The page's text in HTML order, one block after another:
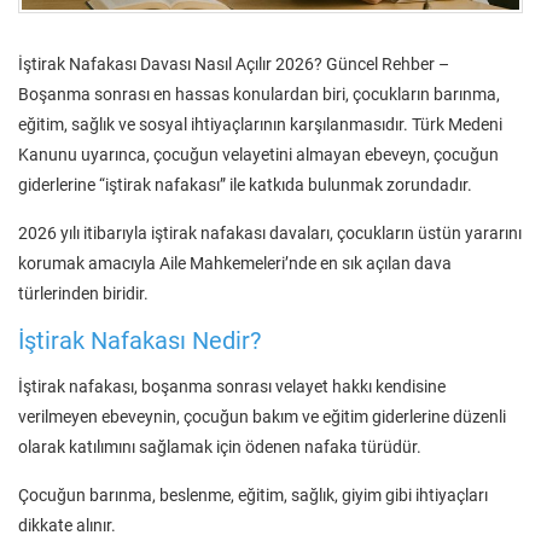
İştirak Nafakası Davası Nasıl Açılır 2026? Güncel Rehber –
Boşanma sonrası en hassas konulardan biri, çocukların barınma,
eğitim, sağlık ve sosyal ihtiyaçlarının karşılanmasıdır. Türk Medeni
Kanunu uyarınca, çocuğun velayetini almayan ebeveyn, çocuğun
giderlerine “iştirak nafakası” ile katkıda bulunmak zorundadır.
2026 yılı itibarıyla iştirak nafakası davaları, çocukların üstün yararını
korumak amacıyla Aile Mahkemeleri’nde en sık açılan dava
türlerinden biridir.
İştirak Nafakası Nedir?
İştirak nafakası, boşanma sonrası velayet hakkı kendisine
verilmeyen ebeveynin, çocuğun bakım ve eğitim giderlerine düzenli
olarak katılımını sağlamak için ödenen nafaka türüdür.
Çocuğun barınma, beslenme, eğitim, sağlık, giyim gibi ihtiyaçları
dikkate alınır.